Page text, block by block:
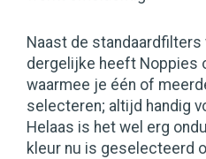
Naast de standaardfilters
dergelijke heeft Noppies
waarmee je één of
selecteren; altijd handig
Helaas is het wel erg
kleur nu is geselecteerd